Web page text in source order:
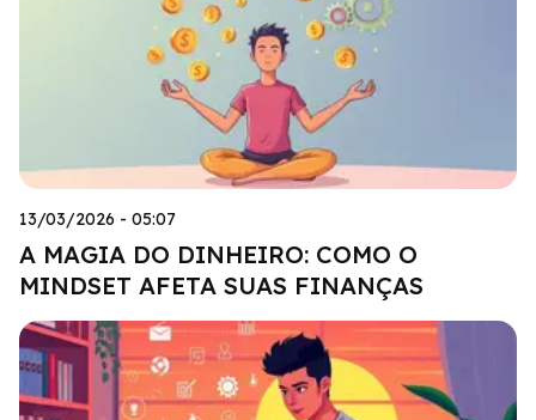
13/03/2026 - 05:07
A MAGIA DO DINHEIRO: COMO O
MINDSET AFETA SUAS FINANÇAS